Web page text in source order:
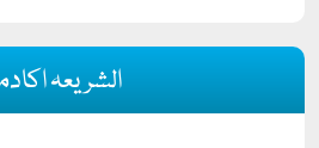
الشریعہ